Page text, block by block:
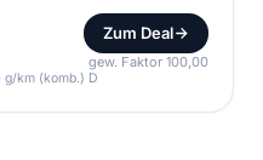
Zum Deal
gew. Faktor 100,00
g/km (komb.) D